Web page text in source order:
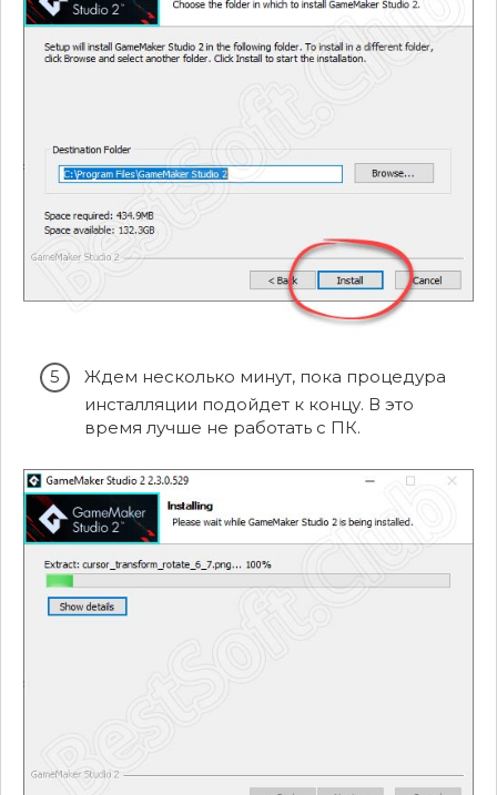
Ждем несколько минут, пока процедура
инсталляции подойдет к концу. В это
время лучше не работать с ПК.